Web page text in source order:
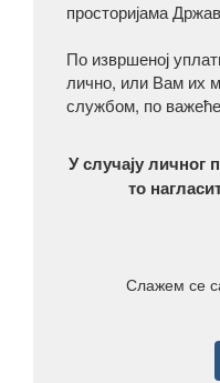
просторијама
По извршеној
лично, или Вам их
службом, по
У случају
то
Слажем се